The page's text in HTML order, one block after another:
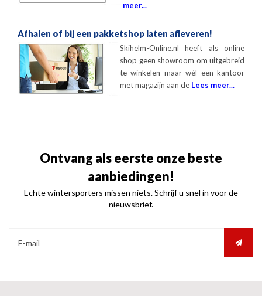
meer...
Afhalen of bij een pakketshop laten afleveren!
Skihelm-Online.nl heeft als online
shop geen showroom om uitgebreid
te winkelen maar wél een kantoor
met magazijn aan de Lees meer...
Ontvang als eerste onze beste
aanbiedingen!
Echte wintersporters missen niets. Schrijf u snel in voor de
nieuwsbrief.